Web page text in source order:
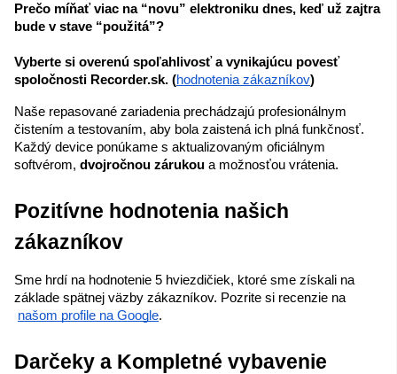
Prečo míňať viac na “novu” elektroniku dnes, keď už zajtra
bude v stave “použitá”?
Vyberte si overenú spoľahlivosť a vynikajúcu povesť
spoločnosti Recorder.sk. (hodnotenia zákazníkov)
Naše repasované zariadenia prechádzajú profesionálnym
čistením a testovaním, aby bola zaistená ich plná funkčnosť.
Každý device ponúkame s aktualizovaným oficiálnym
softvérom, dvojročnou zárukou a možnosťou vrátenia.
Pozitívne hodnotenia našich
zákazníkov
Sme hrdí na hodnotenie 5 hviezdičiek, ktoré sme získali na
základe spätnej väzby zákazníkov. Pozrite si recenzie na
našom profile na Google.
Darčeky a Kompletné vybavenie